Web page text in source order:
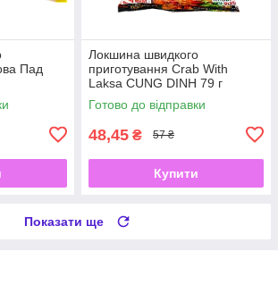
Пад
Локшина швидкого
приготування Crab With
Laksa CUNG DINH 79 г
Готово до відправки
48,45 ₴ 57 ₴
Купити
Показати ще